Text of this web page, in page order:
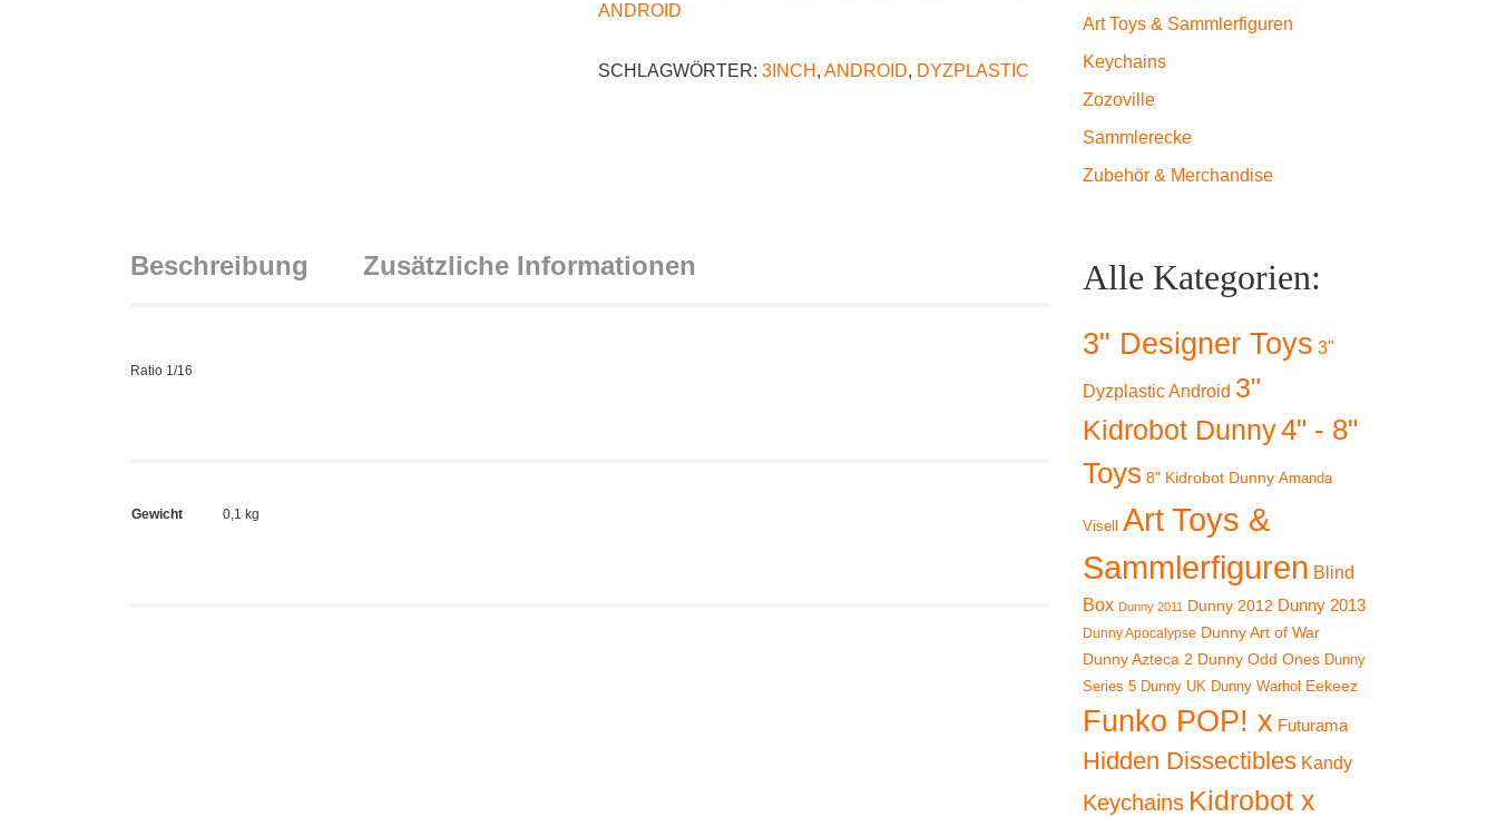
ANDROID
SCHLAGWÖRTER: 3INCH , ANDROID, DYZPLASTIC
Beschreibung Zusätzliche Informationen
Ratio 1/16
Gewicht 0,1 kg
Art Toys & Sammlerfiguren
Keychains
Zozoville
Sammlerecke
Zubehör & Merchandise
Alle Kategorien:
3" Designer Toys 3"
Dyzplastic Android 3"
Kidrobot Dunny4" - 8"
Toys 8" Kidrobot Dunny Amanda
Visell
Art Toys &
Sammlerfiguren Blind
Box Dunny 2011 Dunny 2012 Dunny 2013
Dunny Apocalypse Dunny Art of War
Dunny Azteca 2 Dunny Odd Ones Dunny
Series 5 Dunny UK Dunny Warhol Eekeez
Funko POP! x Futurama
Hidden Dissectibles Kandy
Keychains Kidrobot x